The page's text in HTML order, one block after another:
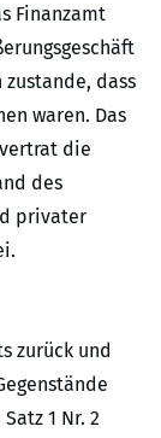
Finanzamt
zustande, dass
waren. Das
die
des
privater
zurück und
1 Nr. 2